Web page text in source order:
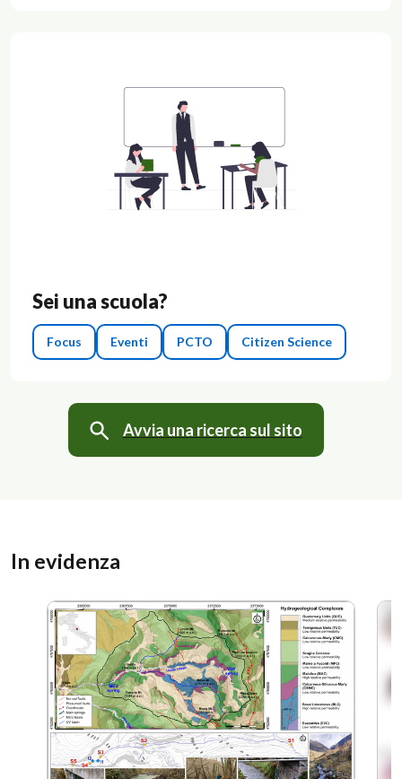
Sei una scuola?
Focus Eventi PCTO Citizen Science
Avvia una ricerca sul sito
In evidenza